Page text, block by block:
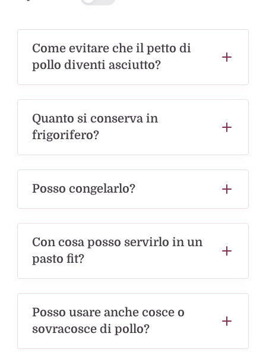
Come evitare che il petto di
pollo diventi asciutto?
Quanto si conserva in
frigorifero?
Posso congelarlo?
Con cosa posso servirlo in un
pasto fit?
Posso usare anche cosce o
sovracosce di pollo?